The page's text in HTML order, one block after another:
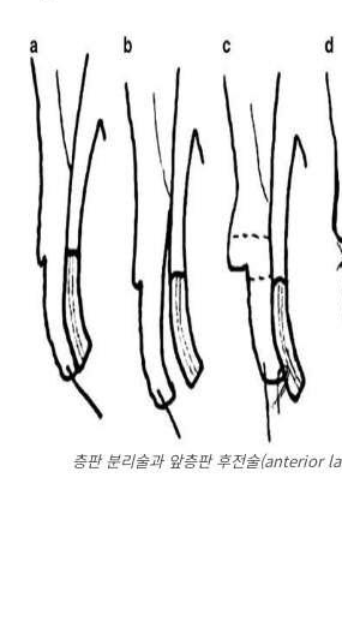
층판 분리술과 앞층판 후전술(anterior